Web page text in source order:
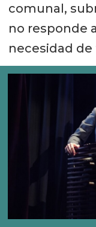
comunal,
no responde
necesidad